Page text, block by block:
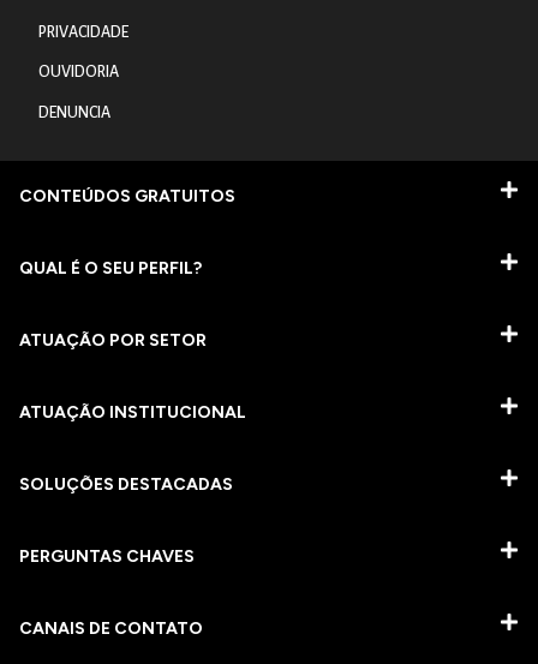
PRIVACIDADE
OUVIDORIA
DENUNCIA
CONTEÚDOS GRATUITOS
QUAL É O SEU PERFIL?
ATUAÇÃO POR SETOR
ATUAÇÃO INSTITUCIONAL
SOLUÇÕES DESTACADAS
PERGUNTAS CHAVES​
CANAIS DE CONTATO